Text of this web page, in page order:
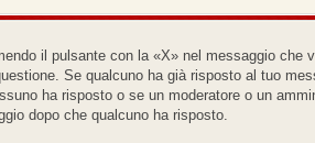
il pulsante con la «X» nel messaggio che
Se qualcuno ha già risposto al tuo
ha risposto o se un moderatore o un
dopo che qualcuno ha risposto.